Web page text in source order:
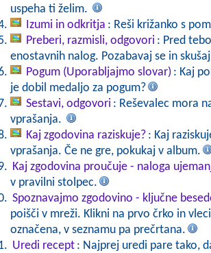
uspeha ti želim.
Izumi in odkritja : Reši križanko s
Preberi, razmisli, odgovori : Pred
enostavnih nalog. Pozabavaj se in
Pogum (Uporabljajmo slovar) : Kaj
je dobil medaljo za pogum?
Sestavi, odgovori : Reševalec mora
vprašanja.
Kaj zgodovina raziskuje? : Kaj
vprašanja. Če ne gre, pokukaj v album.
Kaj zgodovina proučuje - naloga
v pravilni stolpec.
Spoznavajmo zgodovino - ključne
poišči v mreži. Klikni na prvo črko in
označena, v seznamu pa prečrtana.
Uredi recept : Najprej uredi pare tako,